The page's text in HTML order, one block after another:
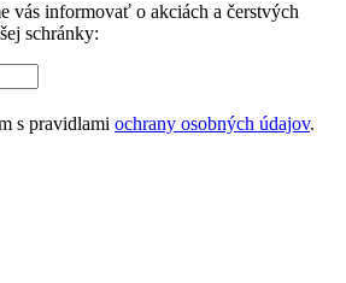
vás informovať o akciách a čerstvých
schránky:
s pravidlami ochrany osobných údajov.